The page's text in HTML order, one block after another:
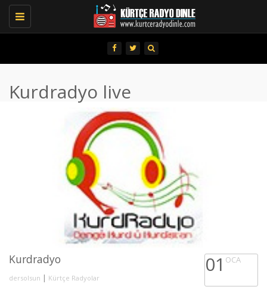
Toggle
navigation
Kurdradyo live
Kurdradyo
dersolsun | Kürtçe Radyolar
01 OCA